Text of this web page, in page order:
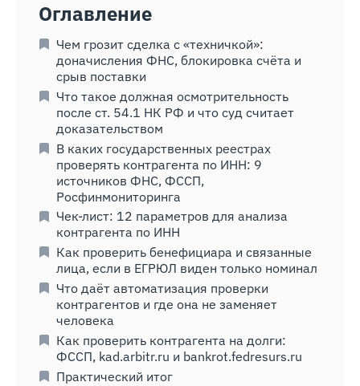
Оглавление
Чем грозит сделка с «техничкой»:
доначисления ФНС, блокировка счёта и
срыв поставки
Что такое должная осмотрительность
после ст. 54.1 НК РФ и что суд считает
доказательством
В каких государственных реестрах
проверять контрагента по ИНН: 9
источников ФНС, ФССП,
Росфинмониторинга
Чек-лист: 12 параметров для анализа
контрагента по ИНН
Как проверить бенефициара и связанные
лица, если в ЕГРЮЛ виден только номинал
Что даёт автоматизация проверки
контрагентов и где она не заменяет
человека
Как проверить контрагента на долги:
ФССП, kad.arbitr.ru и bankrot.fedresurs.ru
Практический итог